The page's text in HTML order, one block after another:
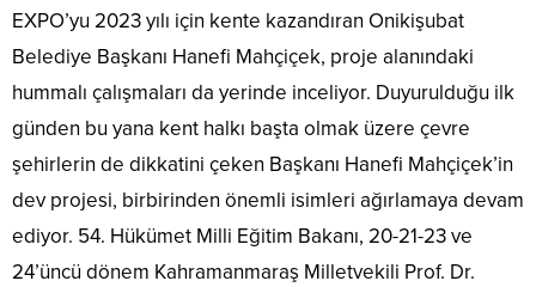
EXPO’yu 2023 yılı için kente kazandıran Onikişubat
Belediye Başkanı Hanefi Mahçiçek, proje alanındaki
hummalı çalışmaları da yerinde inceliyor. Duyurulduğu ilk
günden bu yana kent halkı başta olmak üzere çevre
şehirlerin de dikkatini çeken Başkanı Hanefi Mahçiçek’in
dev projesi, birbirinden önemli isimleri ağırlamaya devam
ediyor. 54. Hükümet Milli Eğitim Bakanı, 20-21-23 ve
24’üncü dönem Kahramanmaraş Milletvekili Prof. Dr.